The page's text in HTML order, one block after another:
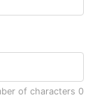
of characters 0